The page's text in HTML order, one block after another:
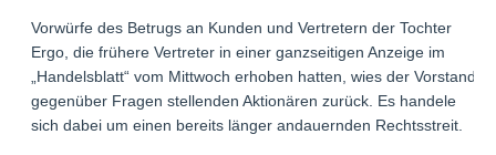
Vorwürfe des Betrugs an Kunden und Vertretern der Tochter
Ergo, die frühere Vertreter in einer ganzseitigen Anzeige im
„Handelsblatt“ vom Mittwoch erhoben hatten, wies der Vorstand
gegenüber Fragen stellenden Aktionären zurück. Es handele
sich dabei um einen bereits länger andauernden Rechtsstreit.